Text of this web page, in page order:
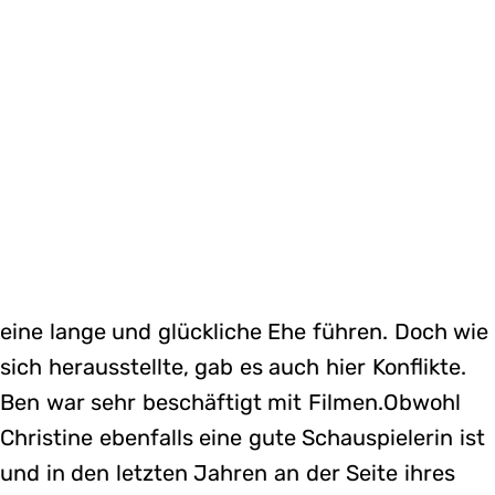
eine lange und glückliche Ehe führen. Doch wie
sich herausstellte, gab es auch hier Konflikte.
Ben war sehr beschäftigt mit Filmen.Obwohl
Christine ebenfalls eine gute Schauspielerin ist
und in den letzten Jahren an der Seite ihres